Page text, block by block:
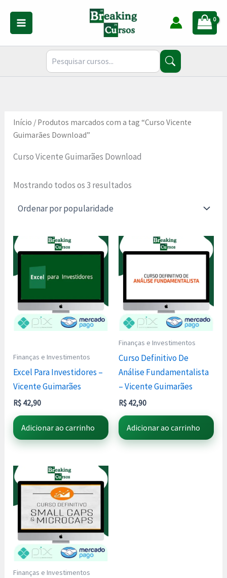
conteúdo
Início / Produtos marcados com a tag “Curso Vicente
Guimarães Download”
Curso Vicente Guimarães Download
Mostrando todos os 3 resultados
por
popularidade
Finanças e Investimentos
Excel Para Investidores –
Vicente Guimarães
R$ 42,90
Adicionar ao carrinho
Finanças e Investimentos
Curso Definitivo De
Análise Fundamentalista
– Vicente Guimarães
R$ 42,90
Adicionar ao carrinho
Finanças e Investimentos